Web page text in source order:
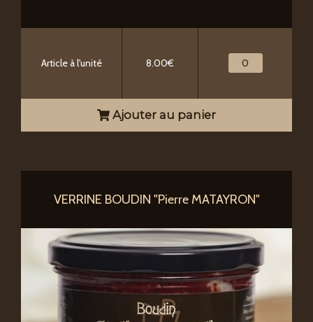
Article à l'unité 8.00€
Ajouter au panier
VERRINE BOUDIN "Pierre MATAYRON"